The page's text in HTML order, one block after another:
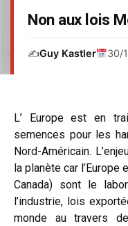
Non aux lois
✍️Guy Kastler 30/
L’ Europe est en
semences pour les
Nord-Américain.
la planète car
Canada) sont le
l’industrie, lois
monde au travers